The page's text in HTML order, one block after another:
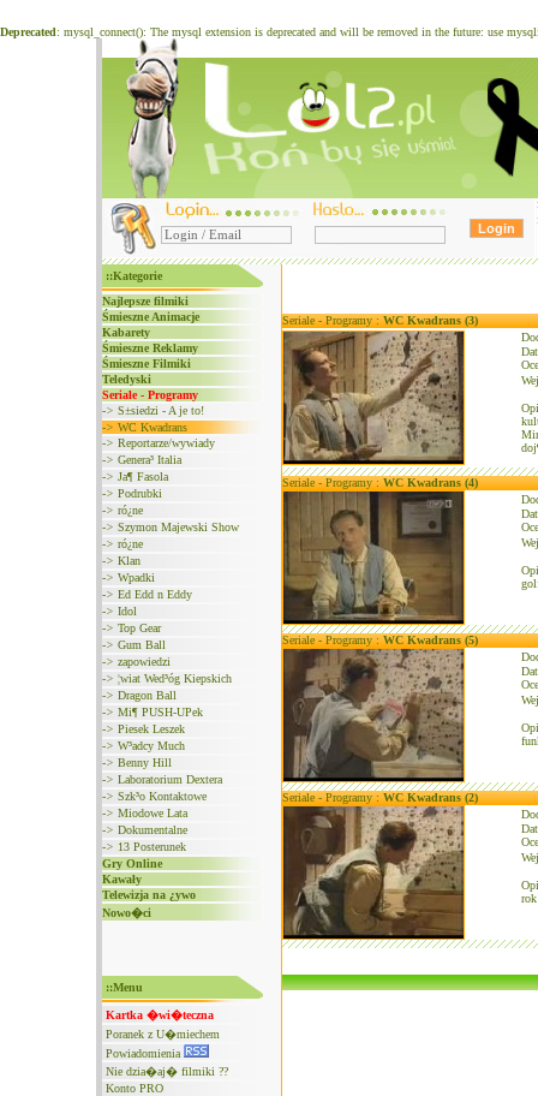
Deprecated: mysql_connect(): The mysql extension is deprecated and will be removed in the future: use
::Kategorie
Najlepsze filmiki
Śmieszne Animacje
Kabarety
Śmieszne Reklamy
Śmieszne Filmiki
Teledyski
Seriale - Programy
-> S±siedzi - A je to!
-> WC Kwadrans
-> Reportarze/wywiady
-> Genera³ Italia
-> Ja¶ Fasola
-> Podrubki
-> ró¿ne
-> Szymon Majewski Show
-> ró¿ne
-> Klan
-> Wpadki
-> Ed Edd n Eddy
-> Idol
-> Top Gear
-> Gum Ball
-> zapowiedzi
-> ¦wiat Wed³óg Kiepskich
-> Dragon Ball
-> Mi¶ PUSH-UPek
-> Piesek Leszek
-> W³adcy Much
-> Benny Hill
-> Laboratorium Dextera
-> Szk³o Kontaktowe
-> Miodowe Lata
-> Dokumentalne
-> 13 Posterunek
Gry Online
Kawały
Telewizja na ¿ywo
Nowo�ci
::Menu
Kartka �wi�teczna
Poranek z U�miechem
Powiadomienia
Nie dzia�aj� filmiki ??
Konto PRO
Seriale - Programy :WC Kwadrans (3)
Seriale - Programy :WC Kwadrans (4)
Seriale - Programy :WC Kwadrans (5)
Seriale - Programy :WC Kwadrans (2)